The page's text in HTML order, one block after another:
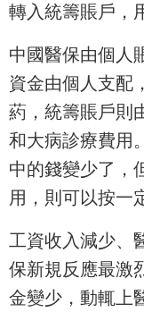
轉入統籌賬戶，
中國醫保由個人
資金由個人支配
葯，統籌賬戶則
和大病診療費用
中的錢變少了，
用，則可以按一
工資收入減少、
保新規反應最激
金變少，動輒上